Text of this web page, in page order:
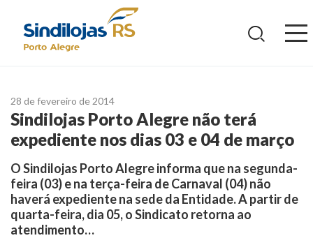
28 de fevereiro de 2014
Sindilojas Porto Alegre não terá
expediente nos dias 03 e 04 de março
O Sindilojas Porto Alegre informa que na segunda-
feira (03) e na terça-feira de Carnaval (04) não
haverá expediente na sede da Entidade. A partir de
quarta-feira, dia 05, o Sindicato retorna ao
atendimento…